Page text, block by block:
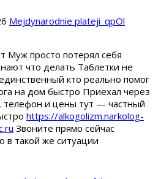
Mejdynarodnie plateji_qpOl
Муж просто потерял себя
что делать Таблетки не
кто реально помог
на дом быстро Приехал через
и цены тут — частный
https://alkogolizm.narkolog-
Звоните прямо сейчас
в такой же ситуации